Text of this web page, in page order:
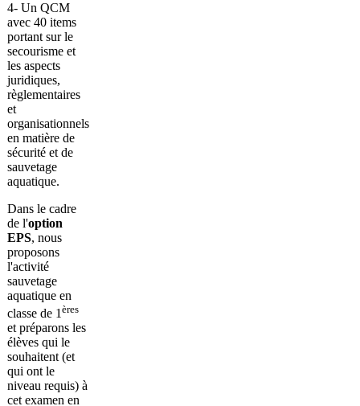
4- Un QCM
avec 40 items
portant sur le
secourisme et
les aspects
juridiques,
règlementaires
et
organisationnels
en matière de
sécurité et de
sauvetage
aquatique.
Dans le cadre
de l'option
EPS, nous
proposons
l'activité
sauvetage
aquatique en
classe de 1 ères
et préparons les
élèves qui le
souhaitent (et
qui ont le
niveau requis) à
cet examen en